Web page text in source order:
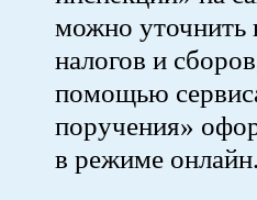
можно уточнить
налогов и
помощью
поручения»
в режиме онлайн.